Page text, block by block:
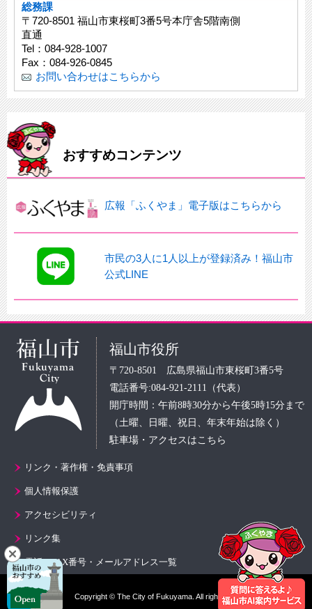
総務課
〒720-8501 福山市東桜町3番5号本庁舎5階南側
直通
Tel：084-928-1007
Fax：084-926-0845
お問い合わせはこちらから
おすすめコンテンツ
広報「ふくやま」電子版はこちらから
市民の3人に1人以上が登録済み！福山市
公式LINE
福山市役所
〒720-8501 広島県福山市東桜町3番5号
電話番号:084-921-2111（代表）
開庁時間：午前8時30分から午後5時15分まで
（土曜、日曜、祝日、年末年始は除く）
駐車場・アクセスはこちら
リンク・著作権・免責事項
個人情報保護
アクセシビリティ
リンク集
電話・FAX番号・メールアドレス一覧
Copyright © The City of Fukuyama. All rights reserved.